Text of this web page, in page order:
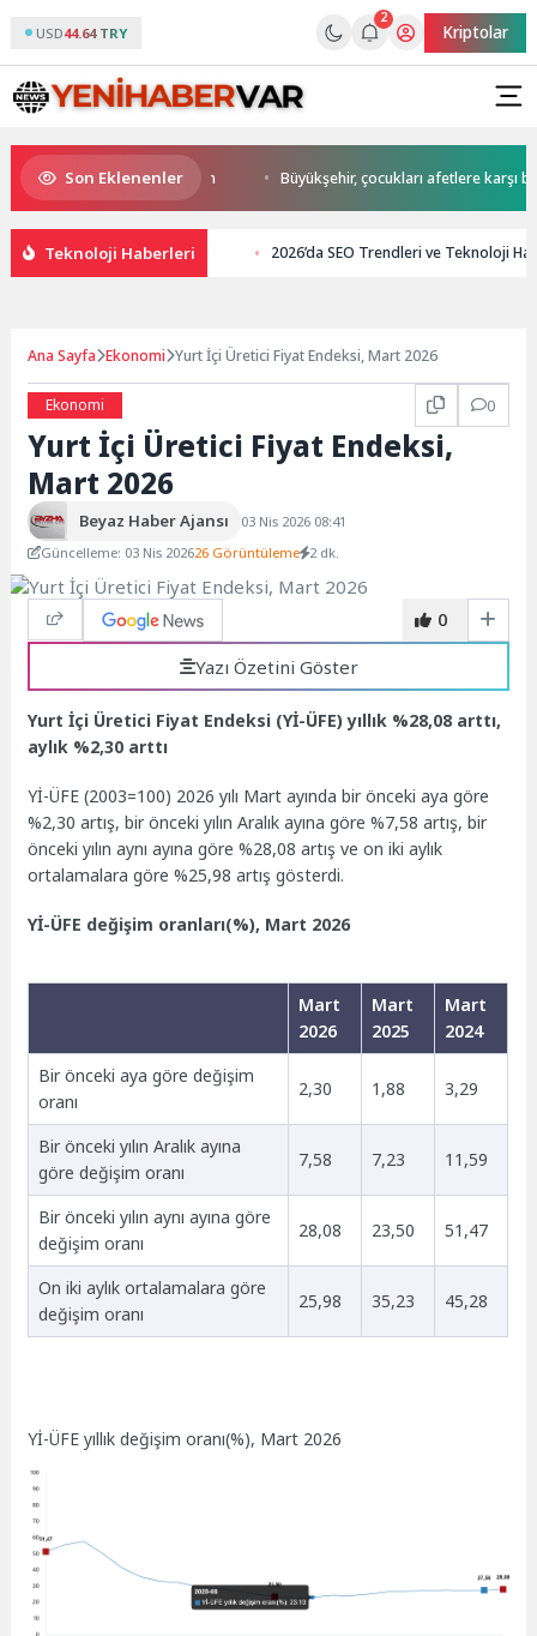
USD44.64 TRY
2
Kriptolar
Son Eklenenler
Başkan Büyükakın’dan Büyükşehir, çocukları afetlere karşı
Teknoloji Haberleri 2026’da SEO Trendleri ve Teknoloji
Ana Sayfa Ekonomi Yurt İçi Üretici Fiyat Endeksi, Mart 2026
Ekonomi 0
Yurt İçi Üretici Fiyat Endeksi,
Mart 2026
Beyaz Haber Ajansı
03 Nis 2026 08:41
Güncelleme: 03 Nis 202626 Görüntüleme 2 dk.
0
Yazı Özetini Göster
Yurt İçi Üretici Fiyat Endeksi (Yİ-ÜFE) yıllık %28,08 arttı,
aylık %2,30 arttı
Yİ-ÜFE (2003=100) 2026 yılı Mart ayında bir önceki aya göre
%2,30 artış, bir önceki yılın Aralık ayına göre %7,58 artış, bir
önceki yılın aynı ayına göre %28,08 artış ve on iki aylık
ortalamalara göre %25,98 artış gösterdi.
Yİ-ÜFE değişim oranları(%), Mart 2026
Mart
2026
Mart
2025
Mart
2024
Bir önceki aya göre değişim
oranı
2,30 1,88 3,29
Bir önceki yılın Aralık ayına
göre değişim oranı
7,58 7,23 11,59
Bir önceki yılın aynı ayına göre
değişim oranı
28,08 23,50 51,47
On iki aylık ortalamalara göre
değişim oranı
25,98 35,23 45,28
Yİ-ÜFE yıllık değişim oranı(%), Mart 2026